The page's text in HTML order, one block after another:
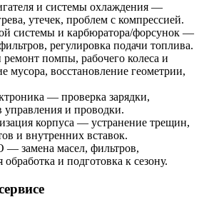
и системы охлаждения —
утечек, проблем с компрессией.
системы и карбюратора/форсунок —
регулировка подачи топлива.
помпы, рабочего колеса и
мусора, восстановление геометрии,
— проверка зарядки,
управления и проводки.
корпуса — устранение трещин,
и внутренних вставок.
— замена масел, фильтров,
обработка и подготовка к сезону.